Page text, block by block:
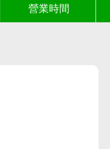
營業時間